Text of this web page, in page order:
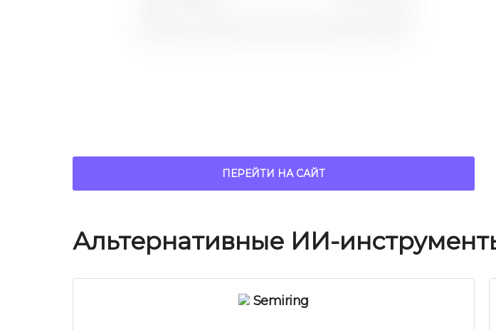
ПЕРЕЙТИ НА САЙТ
Альтернативные ИИ-
Semiring